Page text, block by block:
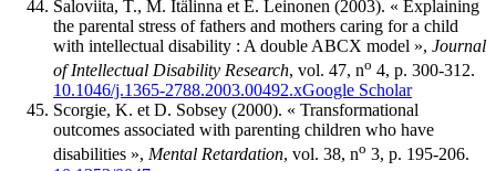
Saloviita, T., M. Itälinna et E. Leinonen (2003). « Explaining
the parental stress of fathers and mothers caring for a child
with intellectual disability : A double ABCX model », Journal
of Intellectual Disability Research, vol. 47, no 4, p. 300-312.
10.1046/j.1365-2788.2003.00492.xGoogle Scholar
Scorgie, K. et D. Sobsey (2000). « Transformational
outcomes associated with parenting children who have
disabilities », Mental Retardation, vol. 38, no 3, p. 195-206.